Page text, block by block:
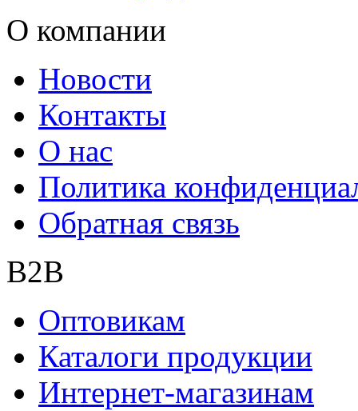
О компании
Новости
Контакты
О нас
Политика
Обратная связь
B2B
Оптовикам
Каталоги продукции
Интернет-магазинам